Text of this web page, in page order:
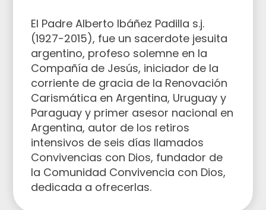
El Padre Alberto Ibáñez Padilla s.j.
(1927-2015), fue un sacerdote jesuita
argentino, profeso solemne en la
Compañía de Jesús, iniciador de la
corriente de gracia de la Renovación
Carismática en Argentina, Uruguay y
Paraguay y primer asesor nacional en
Argentina, autor de los retiros
intensivos de seis días llamados
Convivencias con Dios, fundador de
la Comunidad Convivencia con Dios,
dedicada a ofrecerlas.